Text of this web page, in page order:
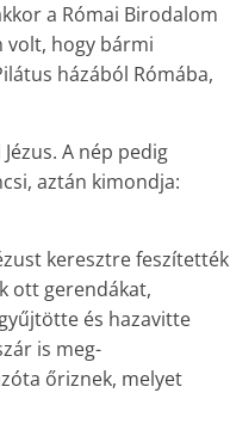
a Római Birodalom
volt, hogy bármi
házából Rómába,
A nép pedig
aztán kimondja:
keresztre feszítették
ott gerendákat,
és hazavitte
is meg­
őriznek, melyet